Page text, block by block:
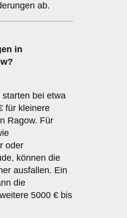
ab.
in
bei etwa
für kleinere
Ragow. Für
oder
können die
ausfallen. Ein
die
5000 € bis